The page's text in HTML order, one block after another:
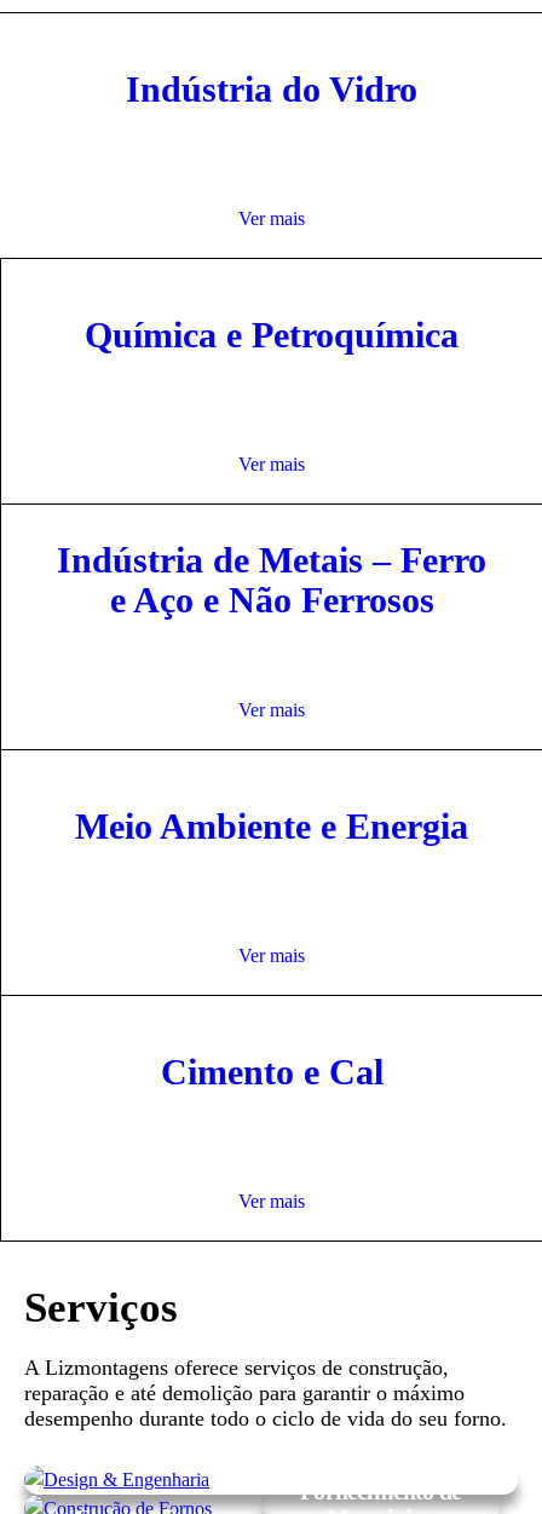
Indústria do Vidro
Ver mais
Química e Petroquímica
Ver mais
Indústria de Metais – Ferro
e Aço e Não Ferrosos
Ver mais
Meio Ambiente e Energia
Ver mais
Cimento e Cal
Ver mais
Serviços
A Lizmontagens oferece serviços de construção,
reparação e até demolição para garantir o máximo
desempenho durante todo o ciclo de vida do seu forno.
Projetos Chave-na-Mão (Glass-to-Glass)
Fornecimento de